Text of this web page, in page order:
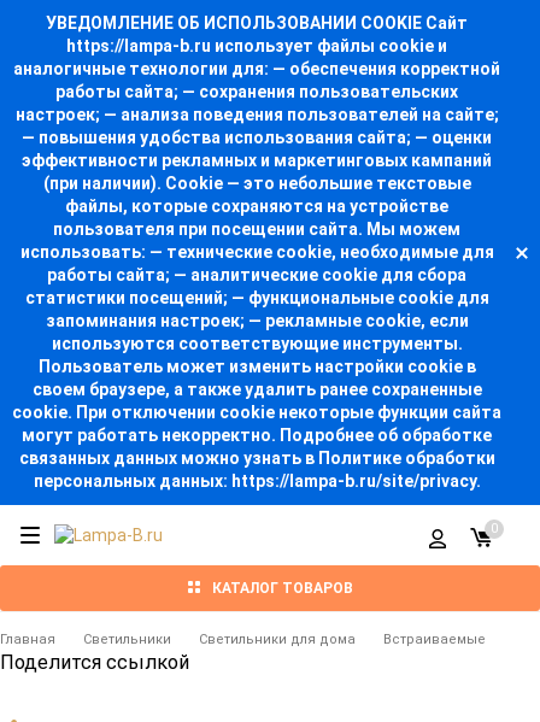
УВЕДОМЛЕНИЕ ОБ ИСПОЛЬЗОВАНИИ COOKIE Сайт
https://lampa-b.ru использует файлы cookie и
аналогичные технологии для: — обеспечения корректной
работы сайта; — сохранения пользовательских
настроек; — анализа поведения пользователей на сайте;
— повышения удобства использования сайта; — оценки
эффективности рекламных и маркетинговых кампаний
(при наличии). Cookie — это небольшие текстовые
файлы, которые сохраняются на устройстве
пользователя при посещении сайта. Мы можем
использовать: — технические cookie, необходимые для
работы сайта; — аналитические cookie для сбора
статистики посещений; — функциональные cookie для
запоминания настроек; — рекламные cookie, если
используются соответствующие инструменты.
Пользователь может изменить настройки cookie в
своем браузере, а также удалить ранее сохраненные
cookie. При отключении cookie некоторые функции сайта
могут работать некорректно. Подробнее об обработке
связанных данных можно узнать в Политике обработки
персональных данных: https://lampa-b.ru/site/privacy.
КАТАЛОГ ТОВАРОВ
0
Главная Светильники Светильники для дома Встраиваемые
Поделится ссылкой